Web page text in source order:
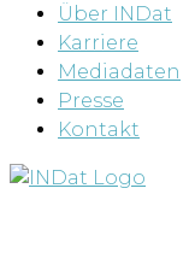
Über INDat
Karriere
Mediadaten
Presse
Kontakt